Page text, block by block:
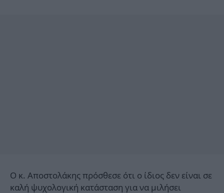
Ο κ. Αποστολάκης πρόσθεσε ότι ο ίδιος δεν είναι σε
καλή ψυχολογική κατάσταση για να μιλήσει